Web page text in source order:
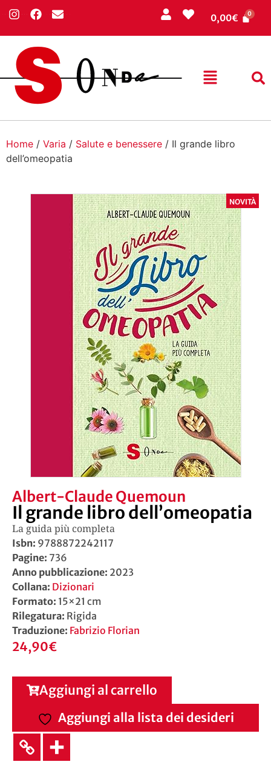
0,00€
Home / Varia / Salute e benessere / Il grande libro
dell’omeopatia
NOVITÀ
Albert-Claude Quemoun
Il grande libro dell’omeopatia
La guida più completa
Isbn: 9788872242117
Pagine: 736
Anno pubblicazione: 2023
Collana: Dizionari
Formato: 15×21 cm
Rilegatura: Rigida
Traduzione: Fabrizio Florian
24,90€
Aggiungi al carrello
Aggiungi alla lista dei desideri